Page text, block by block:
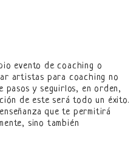
evento de coaching o
artistas para coaching no
pasos y seguirlos, en orden,
de este será todo un éxito.
que te permitirá
sino también